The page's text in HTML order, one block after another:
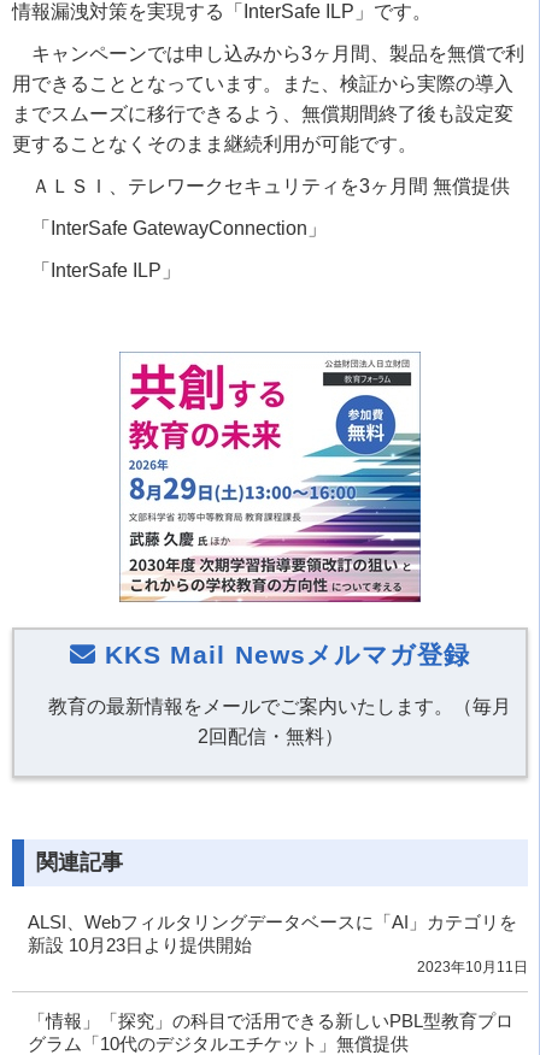
情報漏洩対策を実現する「InterSafe ILP」です。
キャンペーンでは申し込みから3ヶ月間、製品を無償で利
用できることとなっています。また、検証から実際の導入
までスムーズに移行できるよう、無償期間終了後も設定変
更することなくそのまま継続利用が可能です。
ＡＬＳＩ、 テレワークセキュリティを3ヶ月間 無償提供
「InterSafe GatewayConnection」
「InterSafe ILP」
KKS Mail Newsメルマガ登録
教育の最新情報をメールでご案内いたします。（毎月
2回配信・無料）
関連記事
ALSI、Webフィルタリングデータベースに「AI」カテゴリを
新設 10月23日より提供開始
2023年10月11日
「情報」「探究」の科目で活用できる新しいPBL型教育プロ
グラム「10代のデジタルエチケット」無償提供